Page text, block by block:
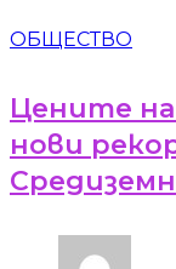
ОБЩЕСТВО
Цените на
нови